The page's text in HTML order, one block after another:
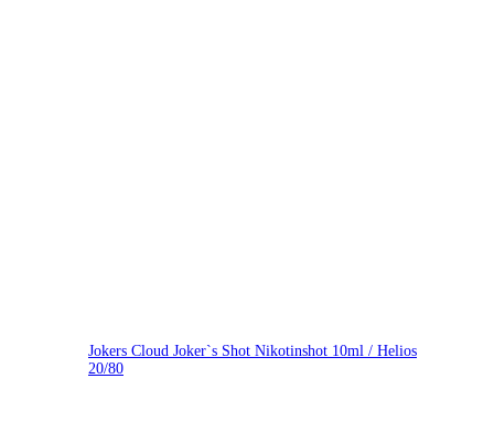
Jokers Cloud Joker`s Shot Nikotinshot 10ml / Helios
20/80